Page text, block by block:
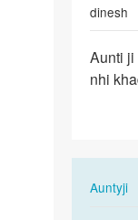
dinesh
Aunti
ji
Aunti ji
nhi
AuntyjiIn